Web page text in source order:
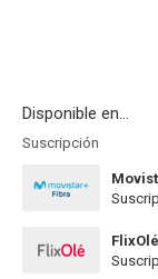
Disponible en...
Suscripción
FlixOlé